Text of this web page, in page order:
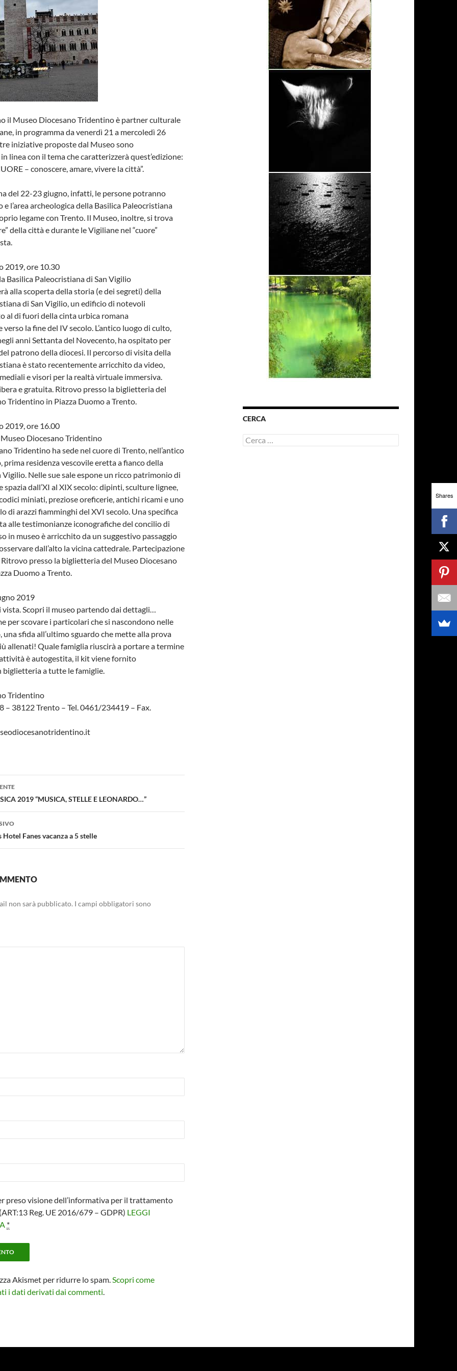
il Museo Diocesano Tridentino è partner culturale
in programma da venerdì 21 a mercoledì 26
iniziative proposte dal Museo sono
linea con il tema che caratterizzerà quest’edizione:
– conoscere, amare, vivere la città”.
del 22-23 giugno, infatti, le persone potranno
l’area archeologica della Basilica Paleocristiana
legame con Trento. Il Museo, inoltre, si trova
della città e durante le Vigiliane nel “cuore”
2019, ore 10.30
Basilica Paleocristiana di San Vigilio
alla scoperta della storia (e dei segreti) della
di San Vigilio, un edificio di notevoli
al di fuori della cinta urbica romana
la fine del IV secolo. L’antico luogo di culto,
anni Settanta del Novecento, ha ospitato per
patrono della diocesi. Il percorso di visita della
è stato recentemente arricchito da video,
e visori per la realtà virtuale immersiva.
e gratuita. Ritrovo presso la biglietteria del
Tridentino in Piazza Duomo a Trento.
2019, ore 16.00
Diocesano Tridentino
Tridentino ha sede nel cuore di Trento, nell’antico
prima residenza vescovile eretta a fianco della
Vigilio. Nelle sue sale espone un ricco patrimonio di
spazia dall’XI al XIX secolo: dipinti, sculture lignee,
miniati, preziose oreficerie, antichi ricami e uno
di arazzi fiamminghi del XVI secolo. Una specifica
alle testimonianze iconografiche del concilio di
in museo è arricchito da un suggestivo passaggio
dall’alto la vicina cattedrale. Partecipazione
presso la biglietteria del Museo Diocesano
Duomo a Trento.
2019
Scopri il museo partendo dai dettagli…
per scovare i particolari che si nascondono nelle
una sfida all’ultimo sguardo che mette alla prova
allenati! Quale famiglia riuscirà a portare a termine
è autogestita, il kit viene fornito
a tutte le famiglie.
Tridentino
– 38122 Trento – Tel. 0461/234419 – Fax.
2019 “MUSICA, STELLE E LEONARDO…”
Fanes vacanza a 5 stelle
non sarà pubblicato. I campi obbligatori sono
preso visione dell’informativa per il trattamento
Reg. UE 2016/679 – GDPR) LEGGI
*
Akismet per ridurre lo spam.Scopri come
i dati derivati dai commenti.
CERCA
Ricerca
per:
Shares